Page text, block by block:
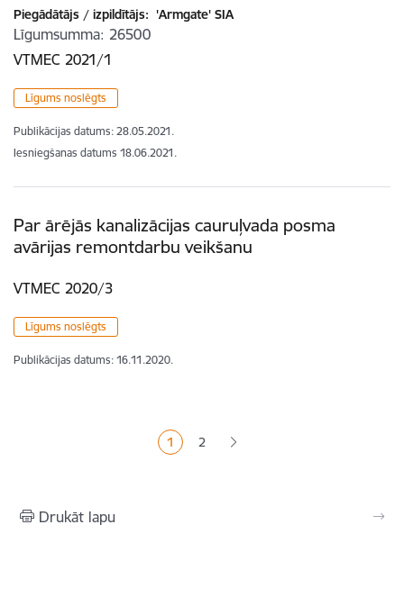
Piegādātājs / izpildītājs: 'Armgate' SIA
Līgumsumma 26500
VTMEC 2021/1
Līgums noslēgts
Publikācijas datums: 28.05.2021.
Iesniegšanas datums 18.06.2021.
Par ārējās kanalizācijas cauruļvada posma
avārijas remontdarbu veikšanu
VTMEC 2020/3
Līgums noslēgts
Publikācijas datums: 16.11.2020.
Pašreizējā lapa
1 Lapa
2
Drukāt lapu